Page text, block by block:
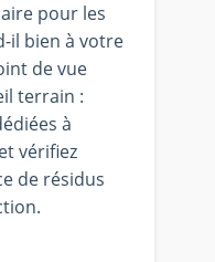
pour les
il bien à votre
de vue
terrain :
à
vérifiez
de résidus